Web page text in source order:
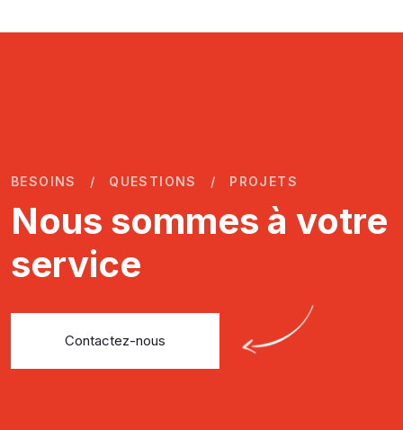
BESOINS QUESTIONS PROJETS
Nous sommes à votre
service
Contactez-nous